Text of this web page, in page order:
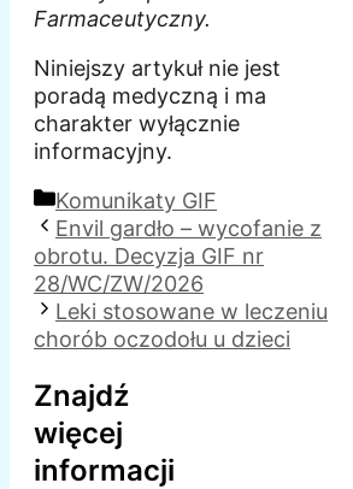
Farmaceutyczny.
Niniejszy artykuł nie jest
poradą medyczną i ma
charakter wyłącznie
informacyjny.
Kategorie
Komunikaty GIF
Envil gardło – wycofanie z
obrotu. Decyzja GIF nr
28/WC/ZW/2026
Leki stosowane w leczeniu
chorób oczodołu u dzieci
Znajdź
więcej
informacji